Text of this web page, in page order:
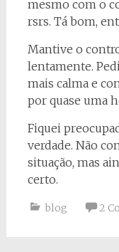
mesmo com o
rsrs. Tá bom,
Mantive o
lentamente.
mais calma e
por quase uma
Fiquei
verdade. Não
situação, mas
certo.
blog 2